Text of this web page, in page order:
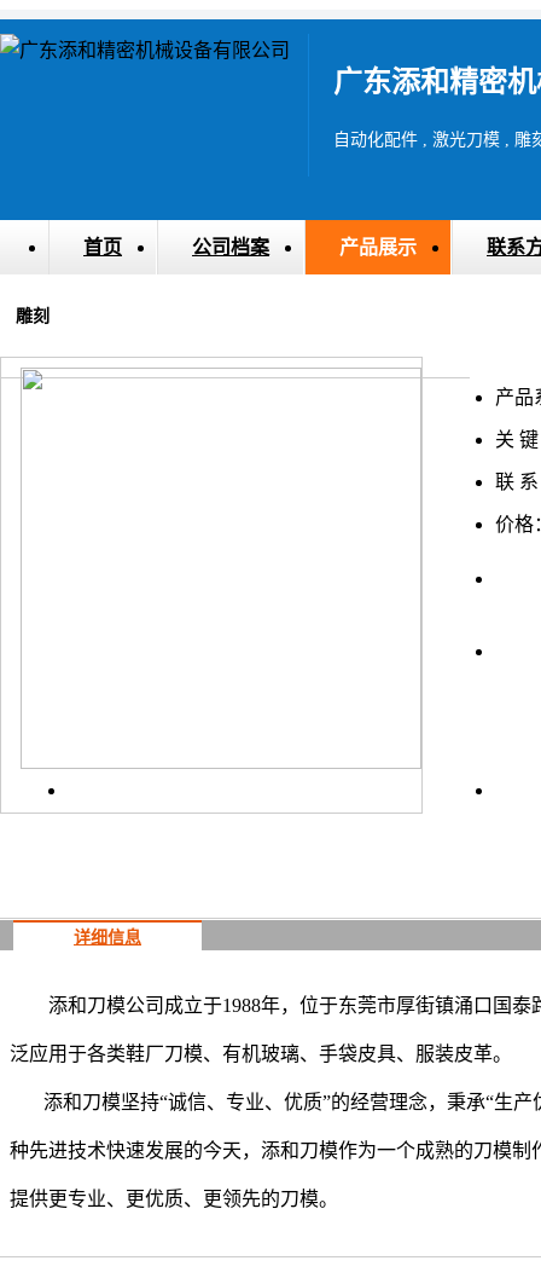
广东添和精密
自动化配件 , 激光刀模 , 雕
首页 公司档案 产品展示 联系
雕刻
产品
关
联
价格
详细信息
添和刀模公司成立于1988年，位于东莞市厚街镇涌口国
泛应用于各类鞋厂刀模、有机玻璃、手袋皮具、服装皮革。
添和刀模坚持“诚信、专业、优质”的经营理念，秉承“生产
种先进技术快速发展的今天，添和刀模作为一个成熟的刀模
提供更专业、更优质、更领先的刀模。